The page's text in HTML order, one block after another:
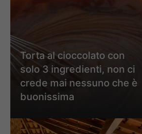
Torta al cioccolato con
solo 3 ingredienti, non ci
crede mai nessuno che è
buonissima